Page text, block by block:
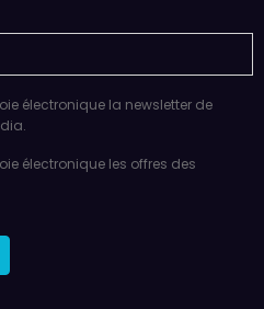
électronique la newsletter de
électronique les offres des